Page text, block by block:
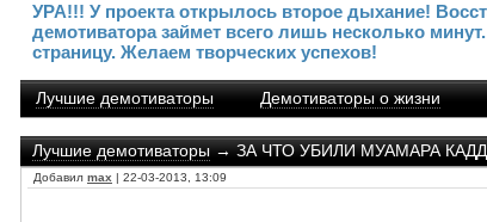
УРА!!! У проекта открылось второе дыхание!
демотиватора займет всего лишь несколько
страницу. Желаем творческих успехов!
Лучшие демотиваторы Демотиваторы о жизни
Лучшие демотиваторы→ ЗА ЧТО УБИЛИ МУАМАРА
Добавил max | 22-03-2013, 13:09